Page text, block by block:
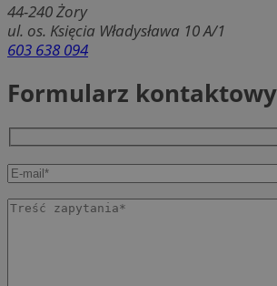
44-240Żory
ul. os. Księcia Władysława 10 A/1
603 638 094
Formularz kontaktowy